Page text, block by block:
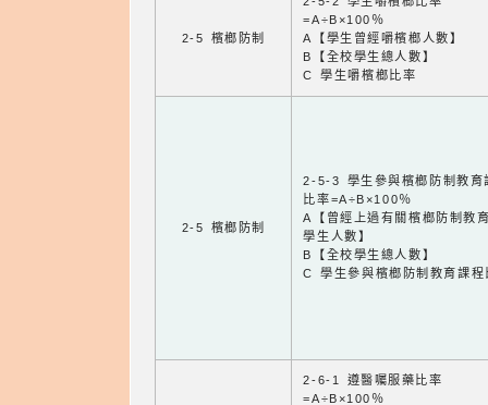
2-5 檳榔防制
=A÷B×100％
A【學生曾經嚼檳榔人數】
B【全校學生總人數】
C 學生嚼檳榔比率
2-5 檳榔防制
2-5-3 學生參與檳榔防制教育
比率=A÷B×100％
A【曾經上過有關檳榔防制教
學生人數】
B【全校學生總人數】
C 學生參與檳榔防制教育課程
2-6-1 遵醫囑服藥比率
=A÷B×100％